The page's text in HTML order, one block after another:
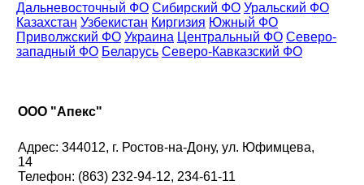
Дальневосточный ФО Сибирский ФО Уральский ФО
Казахстан Узбекистан Киргизия Южный ФО
Приволжский ФО Украина Центральный ФО Северо-
западный ФО Беларусь Северо-Кавказский ФО
ООО "Апекс"
Адрес: 344012, г. Ростов-на-Дону, ул. Юфимцева,
14
Телефон: (863) 232-94-12, 234-61-11